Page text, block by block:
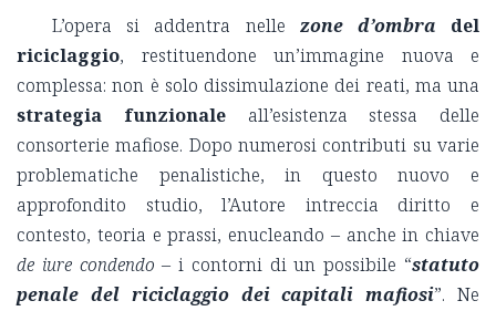
L’opera si addentra nelle zone d’ombra del
riciclaggio, restituendone un’immagine nuova e
complessa: non è solo dissimulazione dei reati, ma una
strategia funzionaleall’esistenza stessa delle
consorterie mafiose. Dopo numerosi contributi su varie
problematiche penalistiche, in questo nuovo e
approfondito studio, l’Autore intreccia diritto e
contesto, teoria e prassi, enucleando – anche in chiave
de iure condendo– i contorni di un possibile “statuto
penale del riciclaggio dei capitali mafiosi”. Ne